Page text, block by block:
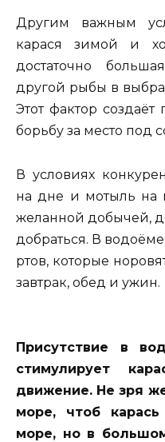
Другим важным
карася зимой и
достаточно
другой рыбы в
Этот фактор
борьбу за место под
В условиях
на дне и мотыль на
желанной добычей,
добраться. В
ртов, которые
завтрак, обед и ужин.
Присутствие в
стимулирует
движение. Не зря
море, чтоб
море, но в